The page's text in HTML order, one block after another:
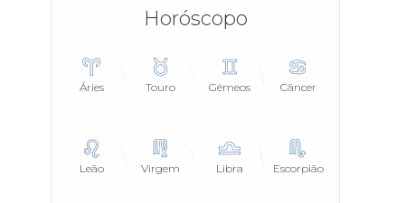
Horóscopo
Áries Touro Gêmeos Câncer
Leão Virgem Libra Escorpião